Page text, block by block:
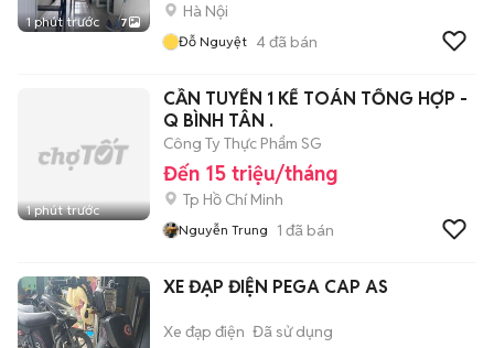
1 phút trước 7
Hà Nội
Đỗ Nguyệt 4đã bán
1 phút trước
CẦN TUYỂN 1 KẾ TOÁN TỔNG HỢP -
Q BÌNH TÂN .
Công Ty Thực Phẩm SG
Đến 15 triệu/tháng
Tp Hồ Chí Minh
Nguyễn Trung 1 đã bán
XE ĐẠP ĐIỆN PEGA CAP AS
Xe đạp điện Đã sử dụng